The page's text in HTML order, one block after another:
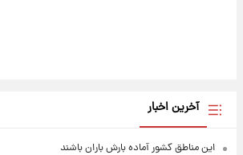
آخرین اخبار
این مناطق کشور آماده بارش باران باشند